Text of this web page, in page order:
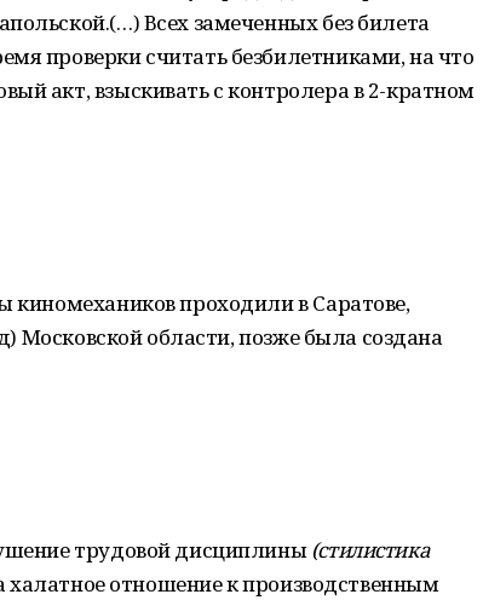
Всех замеченных без билета
проверки считать безбилетниками, на что
акт, взыскивать с контролера в 2-кратном
киномехаников проходили в Саратове,
Московской области, позже была создана
трудовой дисциплины(стилистика
халатное отношение к производственным